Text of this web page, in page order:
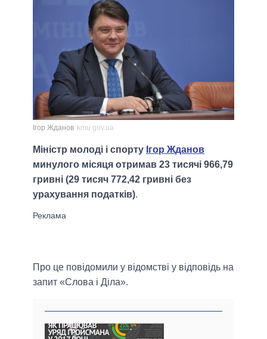
Ігор Жданов kmu.gov.ua
Міністр молоді і спорту Ігор Жданов
минулого місяця отримав 23 тисячі 966,79
гривні (29 тисяч 772,42 гривні без
урахування податків).
Про це повідомили у відомстві у відповідь на
запит «Слова і Діла».